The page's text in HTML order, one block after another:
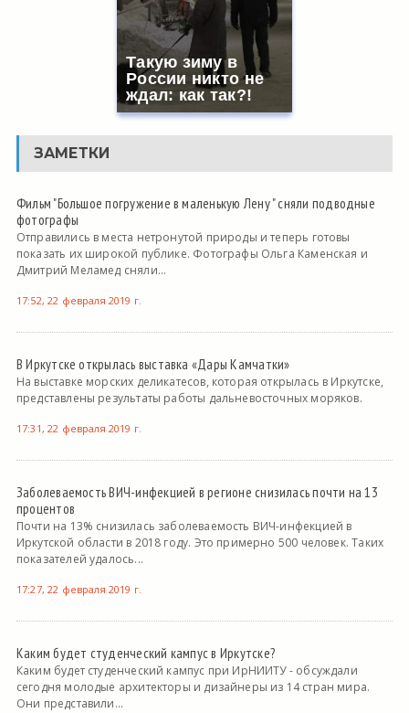
Такую зиму в
России никто не
ждал: как так?!
ЗАМЕТКИ
Фильм "Большое погружение в маленькую Лену " сняли подводные
фотографы
Отправились в места нетронутой природы и теперь готовы
показать их широкой публике. Фотографы Ольга Каменская и
Дмитрий Меламед сняли...
17:52, 22 февраля 2019 г.
В Иркутске открылась выставка «Дары Камчатки»
На выставке морских деликатесов, которая открылась в Иркутске,
представлены результаты работы дальневосточных моряков.
17:31, 22 февраля 2019 г.
Заболеваемость ВИЧ-инфекцией в регионе снизилась почти на 13
процентов
Почти на 13% снизилась заболеваемость ВИЧ-инфекцией в
Иркутской области в 2018 году. Это примерно 500 человек. Таких
показателей удалось...
17:27, 22 февраля 2019 г.
Каким будет студенческий кампус в Иркутске?
Каким будет студенческий кампус при ИрНИИТУ - обсуждали
сегодня молодые архитекторы и дизайнеры из 14 стран мира.
Они представили...